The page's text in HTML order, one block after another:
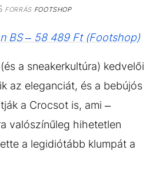
FORRÁSFOOTSHOP
BS – 58 489 Ft (Footshop)
a sneakerkultúra) kedvelői
az eleganciát, és a bebújós
a Crocsot is, ami –
valószínűleg hihetetlen
a legidiótább klumpát a